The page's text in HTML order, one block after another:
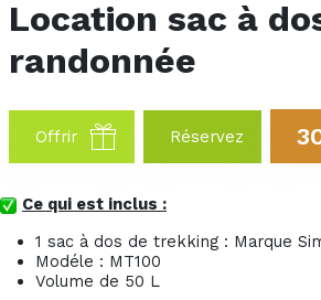
Location sac à
randonnée
Offrir Réservez
Ce qui est inclus :
1 sac à dos de trekking : Marque
Modéle : MT100
Volume de 50 L